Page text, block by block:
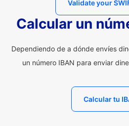
Validate your
Calcular un
Dependiendo de a dónde envíes
un número IBAN para enviar
Calcular tu